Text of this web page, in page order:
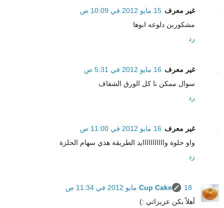
غير معرف 15 مايو 2012 في 10:09 ص
مشكوربن دلوعه ابوها
رد
غير معرف 16 مايو 2012 في 5:31 ص
سوال ممكن نا كل الورق الشفاف
رد
غير معرف 16 مايو 2012 في 11:00 ص
واو حلوة وااااااااااايد الطريقة هذي سهام الحلزة
رد
Cup Cake
18 مايو 2012 في 11:34 ص
أهلاً بكن عزيزاتي :)